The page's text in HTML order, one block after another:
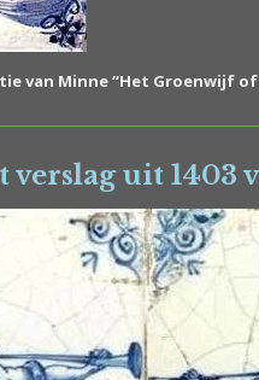
van Minne “Het Groenwijf
verslag uit 1403